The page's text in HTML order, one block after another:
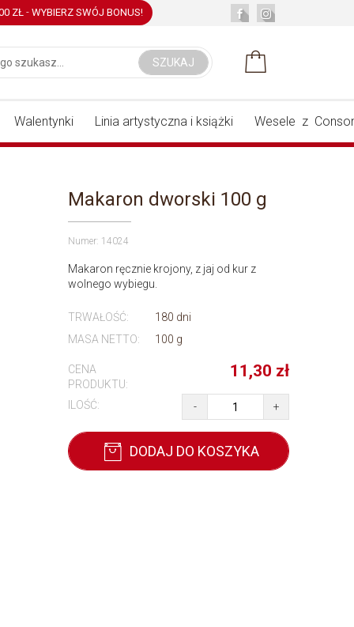
ZŁ - WYBIERZ SWÓJ BONUS!
SZUKAJ
Walentynki Linia artystyczna i książki Wesele z
Makaron dworski 100 g
Numer: 14024
Makaron ręcznie krojony, z jaj od kur z
wolnego wybiegu.
TRWAŁOŚĆ:
180 dni
MASA NETTO:
100 g
CENA
PRODUKTU:
11,30 zł
ILOŚĆ: - +
DODAJ DO KOSZYKA